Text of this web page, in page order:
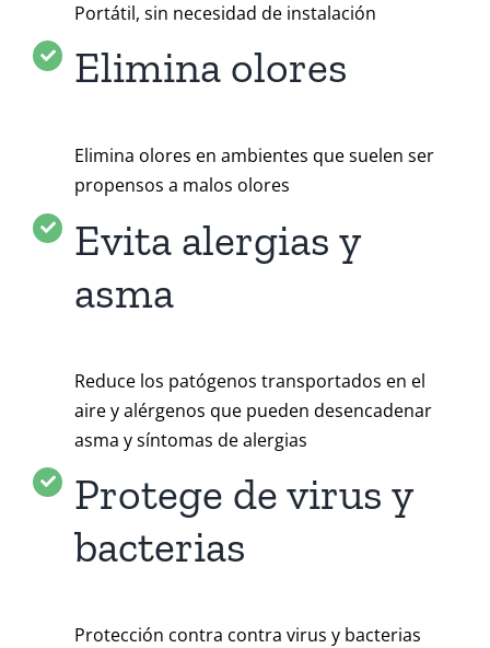
Portátil, sin necesidad de instalación
Elimina olores
Elimina olores en ambientes que suelen ser
propensos a malos olores
Evita alergias y
asma
Reduce los patógenos transportados en el
aire y alérgenos que pueden desencadenar
asma y síntomas de alergias
Protege de virus y
bacterias
Protección contra contra virus y bacterias